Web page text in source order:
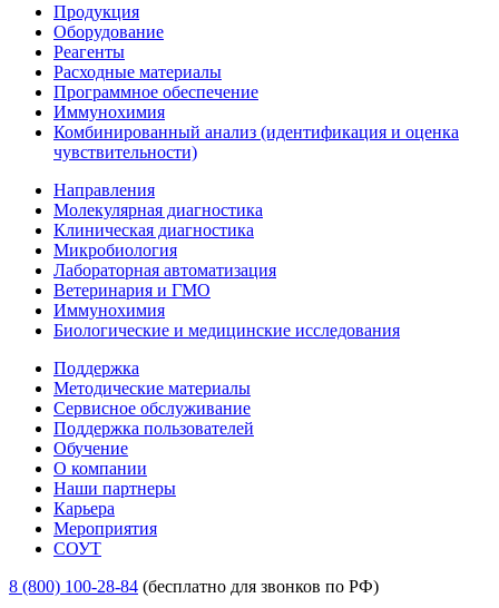
Продукция
Оборудование
Реагенты
Расходные материалы
Программное обеспечение
Иммунохимия
Комбинированный анализ (идентификация и оценка
чувствительности)
Направления
Молекулярная диагностика
Клиническая диагностика
Микробиология
Лабораторная автоматизация
Ветеринария и ГМО
Иммунохимия
Биологические и медицинские исследования
Поддержка
Методические материалы
Сервисное обслуживание
Поддержка пользователей
Обучение
О компании
Наши партнеры
Карьера
Мероприятия
СОУТ
8 (800) 100-28-84 (бесплатно для звонков по РФ)